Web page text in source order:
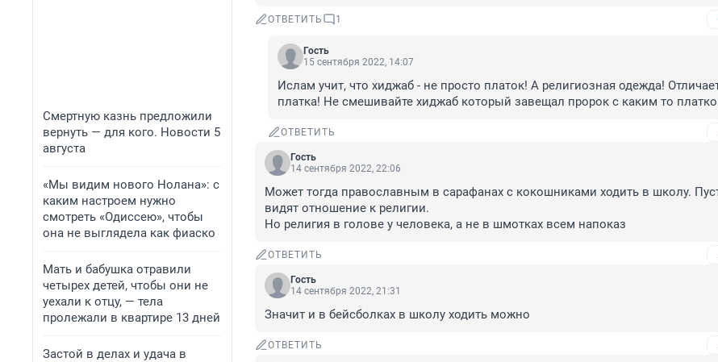
Смертную казнь предложили
вернуть — для кого. Новости 5
августа
«Мы видим нового Нолана»: с
каким настроем нужно
смотреть «Одиссею», чтобы
она не выглядела как фиаско
Мать и бабушка отравили
четырех детей, чтобы они не
уехали к отцу, — тела
пролежали в квартире 13 дней
Застой в делах и удача в
ОТВЕТИТЬ 1
Гость
15 сентября 2022, 14:07
Ислам учит, что хиджаб - не просто платок! А религиозная одежда!
платка! Не смешивайте хиджаб который завещал пророк с каким то
ОТВЕТИТЬ
Гость
14 сентября 2022, 22:06
Может тогда православным в сарафанах с кокошниками ходить в школу.
видят отношение к религии.
Но религия в голове у человека, а не в шмотках всем напоказ
ОТВЕТИТЬ
Гость
14 сентября 2022, 21:31
Значит и в бейсболках в школу ходить можно
ОТВЕТИТЬ